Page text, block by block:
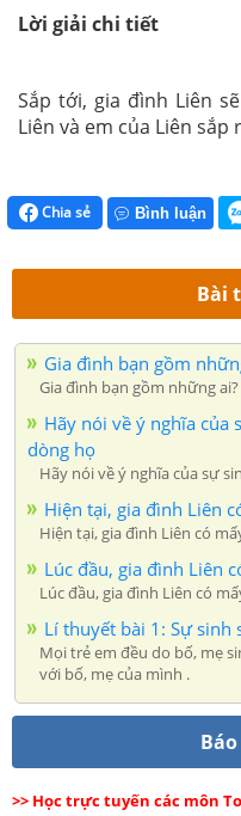
Lời giải chi tiết
Sắp tới, gia đình Liên
Liên và em của Liên sắp
Chia sẻ Bình luận
Bài
Gia đình bạn gồm
Gia đình bạn gồm những ai?
Hãy nói về ý nghĩa của
dòng họ
Hãy nói về ý nghĩa của sự
Hiện tại, gia đình Liên
Hiện tại, gia đình Liên có
Lúc đầu, gia đình Liên
Lúc đầu, gia đình Liên có
Lí thuyết bài 1: Sự sinh
Mọi trẻ em đều do bố, mẹ
với bố, mẹ của mình .
>> Học trực tuyến các môn